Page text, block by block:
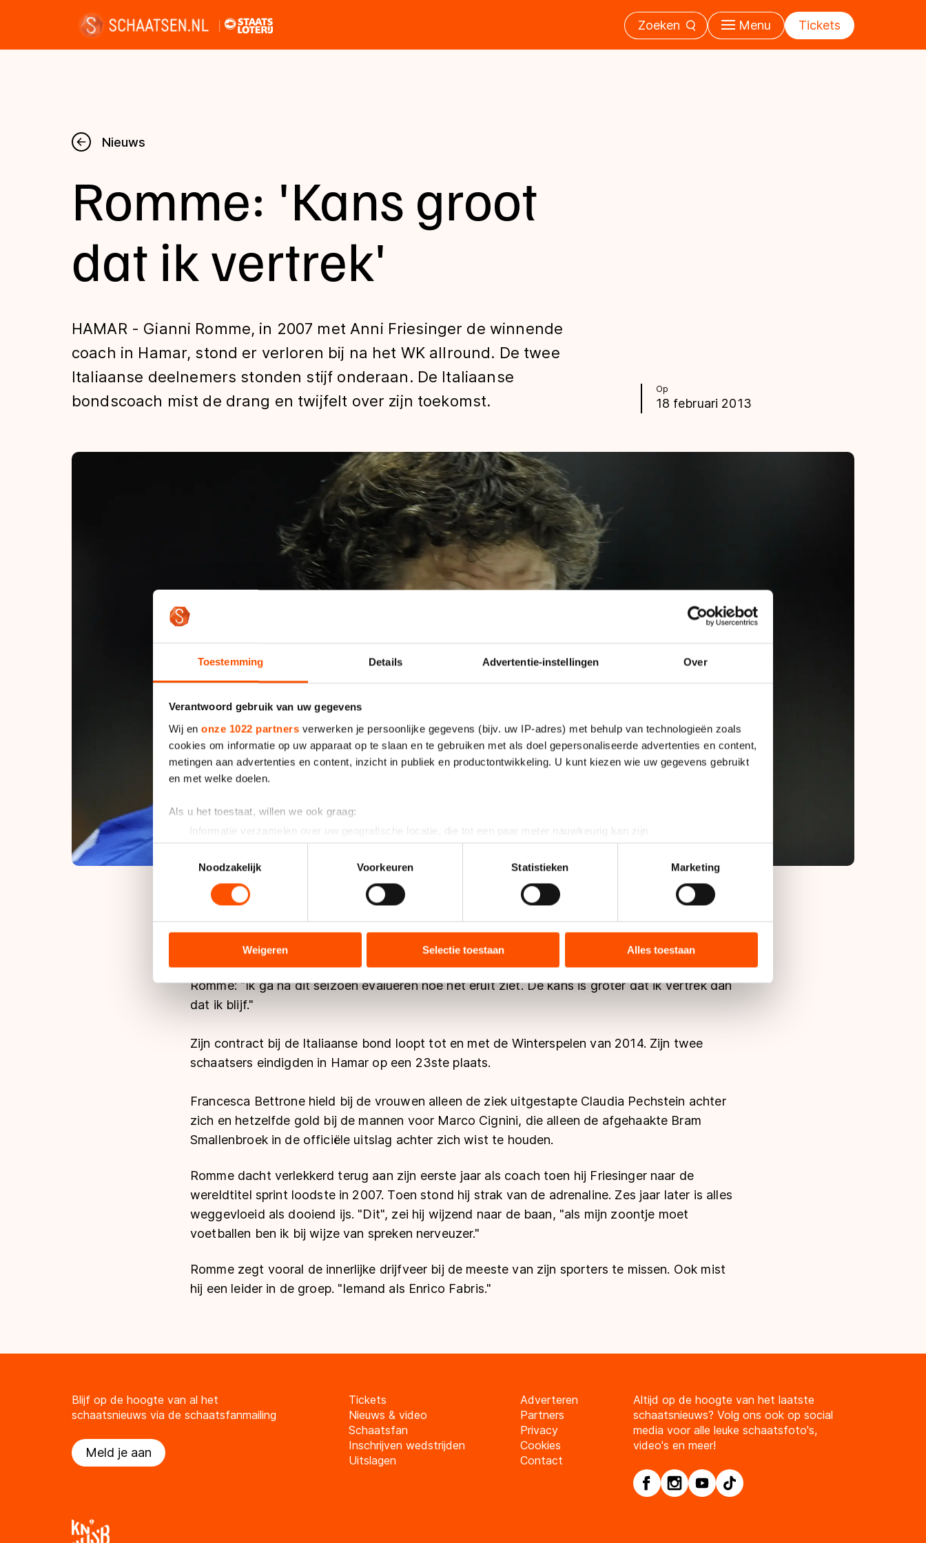
Toestemming Details Advertentie-instellingen Over
Verantwoord gebruik van uw gegevens
Wij en onze 1022 partners verwerken je persoonlijke gegevens (bijv. uw IP-adres) met behulp van technologieën zoals
cookies om informatie op uw apparaat op te slaan en te gebruiken met als doel gepersonaliseerde advertenties en content,
metingen aan advertenties en content, inzicht in publiek en productontwikkeling. U kunt kiezen wie uw gegevens gebruikt
en met welke doelen.
Als u het toestaat, willen we ook graag:
Informatie verzamelen over uw geografische locatie, die tot een paar meter nauwkeurig kan zijn
Uw apparaat identificeren door het actief te scannen op specifieke eigenschappen (fingerprinting)
Lees meer over hoe uw persoonlijke gegevens worden verwerkt en stel uw voorkeuren in het
detailgedeeltein. U kunt uw
toestemming op elk moment wijzigen of intrekken in de Cookieverklaring.
analyseren. We delen informatie over uw gebruik van onze site met onze partners voor social media, advertenties en
analyse. Zij kunnen deze combineren met andere gegevens die u aan hen heeft verstrekt of die zij hebben verzameld via
hun services. Sommige partners kunnen gegevens doorgeven aan landen buiten de EU, zoals de VS, waar mogelijk geen
adequaat beschermingsniveau geldt volgens de GDPR. Door op ‘Toestaan’ te klikken, stemt u in met deze overdracht.
Meer informatie vindt u in ons
Noodzakelijk
Voorkeuren Statistieken Marketing
Weigeren Selectie toestaan Alles toestaan
Zoeken Menu Tickets
Nieuws
Kalender
Disciplines
Uitslagen
Tijden & historie
De weg op
Olympische Spelen
Nieuws
Op
18 februari 2013
Romme: 'Kans groot
dat ik vertrek'
HAMAR - Gianni Romme, in 2007 met Anni Friesinger de winnende
coach in Hamar, stond er verloren bij na het WK allround. De twee
Italiaanse deelnemers stonden stijf onderaan. De Italiaanse
bondscoach mist de drang en twijfelt over zijn toekomst.
De kans dat Romme volgend jaar nog bondscoach is van de Italiaanse schaatsers lijkt nihil.
Zelf zei de Brabander zondag in Hamar dat er eigenlijk 'geen toekomst' is.
Romme: "Ik ga na dit seizoen evalueren hoe het eruit ziet. De kans is groter dat ik vertrek dan
dat ik blijf."
Zijn contract bij de Italiaanse bond loopt tot en met de Winterspelen van 2014. Zijn twee
schaatsers eindigden in Hamar op een 23ste plaats.
Francesca Bettrone hield bij de vrouwen alleen de ziek uitgestapte Claudia Pechstein achter
zich en hetzelfde gold bij de mannen voor Marco Cignini, die alleen de afgehaakte Bram
Smallenbroek in de officiële uitslag achter zich wist te houden.
Romme dacht verlekkerd terug aan zijn eerste jaar als coach toen hij Friesinger naar de
wereldtitel sprint loodste in 2007. Toen stond hij strak van de adrenaline. Zes jaar later is alles
weggevloeid als dooiend ijs. "Dit", zei hij wijzend naar de baan, "als mijn zoontje moet
voetballen ben ik bij wijze van spreken nerveuzer."
Romme zegt vooral de innerlijke drijfveer bij de meeste van zijn sporters te missen. Ook mist
hij een leider in de groep. "Iemand als Enrico Fabris."
Blijf op de hoogte van al het
schaatsnieuws via de schaatsfanmailing
Meld je aan
Tickets
Nieuws & video
Schaatsfan
Inschrijven wedstrijden
Uitslagen
Adverteren
Partners
Privacy
Cookies
Contact
Altijd op de hoogte van het laatste
schaatsnieuws? Volg ons ook op social
media voor alle leuke schaatsfoto's,
video's en meer!